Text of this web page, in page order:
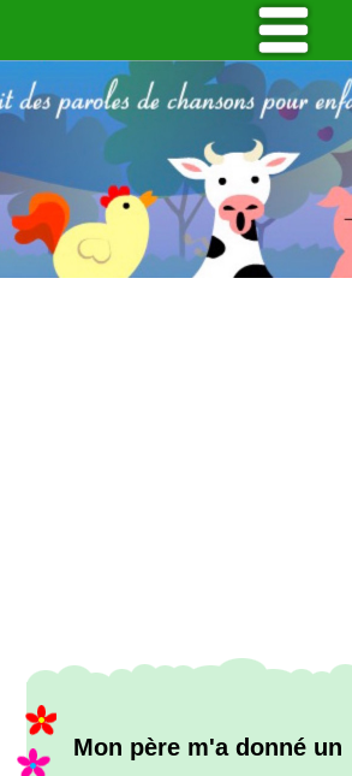
Mon père m'a donné un